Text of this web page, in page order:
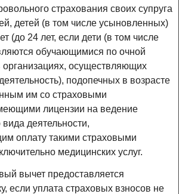
страхования своих супруга
детей (в том числе усыновленных)
(до 24 лет, если дети (в том числе
обучающимися по очной
осуществляющих
подопечных в возрасте
им со страховыми
лицензии на ведение
деятельности,
оплату такими страховыми
медицинских услуг.
вычет предоставляется
если уплата страховых взносов не